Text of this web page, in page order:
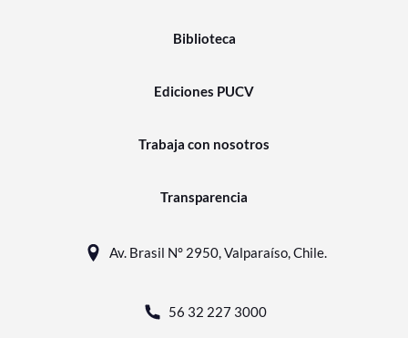
Biblioteca
Ediciones PUCV
Trabaja con nosotros
Transparencia
Av. Brasil N° 2950, Valparaíso, Chile.
56 32 227 3000